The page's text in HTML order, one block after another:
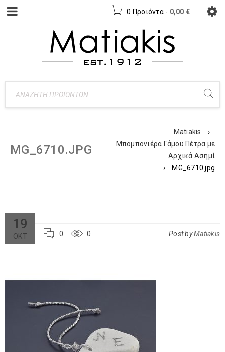
0 Προϊόντα - 0,00 €
MG_6710.JPG
Matiakis
›
Μπομπονιέρα Γάμου Πέτρα με
Αρχικά Ασημί
›
MG_6710.jpg
19
ΟΚΤ 0 0 Post byMatiakis